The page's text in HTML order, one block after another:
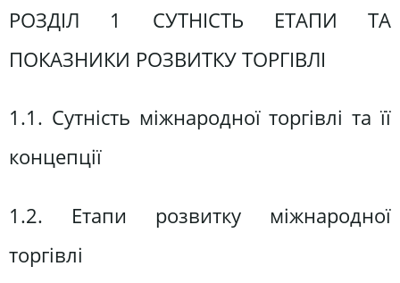
РОЗДІЛ 1 СУТНІСТЬ ЕТАПИ ТА
ПОКАЗНИКИ РОЗВИТКУ ТОРГІВЛІ
1.1. Сутність міжнародної торгівлі та її
концепції
1.2. Етапи розвитку міжнародної
торгівлі